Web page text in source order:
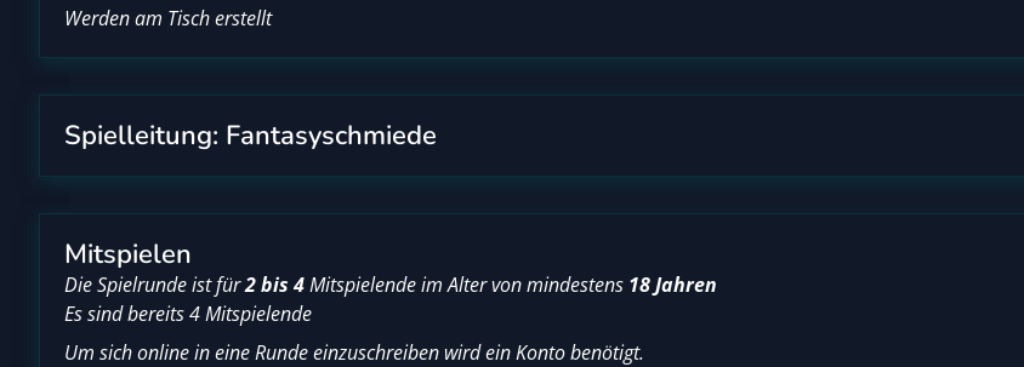
Werden am Tisch erstellt
Spielleitung: Fantasyschmiede
Mitspielen
Die Spielrunde ist für2 bis 4Mitspielende im Alter von mindestens 18 Jahren
Es sind bereits 4 Mitspielende
Um sich online in eine Runde einzuschreiben wird ein Konto benötigt.